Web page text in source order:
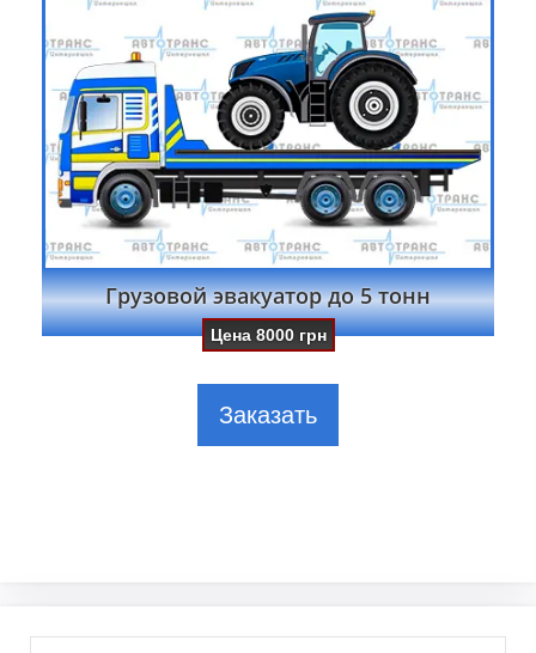
Грузовой эвакуатор до 5 тонн
Цена8000 грн
Заказать